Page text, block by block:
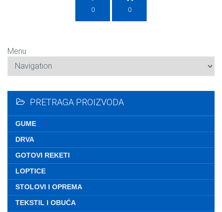
0 0
Menu
PRETRAGA PROIZVODA
GUME
DRVA
GOTOVI REKETI
LOPTICE
STOLOVI I OPREMA
TEKSTIL I OBUĆA